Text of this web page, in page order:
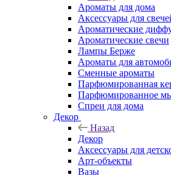
Ароматы для дома
Аксессуары для
Ароматические
Ароматические свечи
Лампы Берже
Ароматы для
Сменные ароматы
Парфюмированная
Парфюмированное
Спреи для дома
Декор
Назад
Декор
Аксессуары для
Арт-объекты
Вазы